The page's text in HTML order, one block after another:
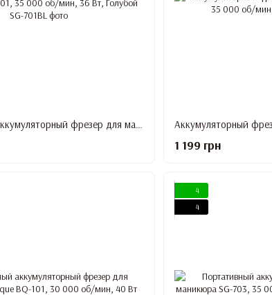
Портативный аккумуляторный фрезер для маникюра SG-701, 35 000 об/мин, 36 Вт, Голубой
1 199 грн
4
4